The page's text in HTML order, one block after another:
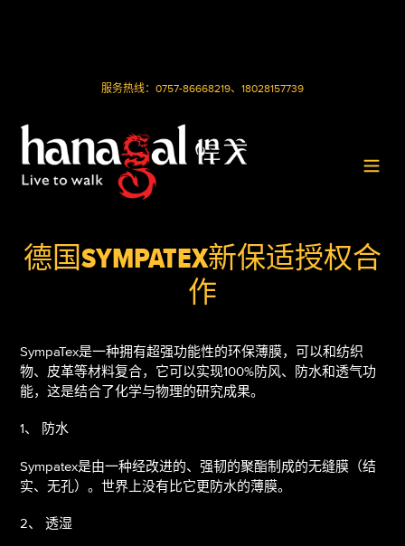
服务热线：0757-86668219、18028157739
Toggle
德国SYMPATEX新保适授权合
作
SympaTex是一种拥有超强功能性的环保薄膜，可以和纺织
物、皮革等材料复合，它可以实现100%防风、防水和透气功
能，这是结合了化学与物理的研究成果。
1、 防水
Sympatex是由一种经改进的、强韧的聚酯制成的无缝膜（结
实、无孔）。世界上没有比它更防水的薄膜。
2、 透湿